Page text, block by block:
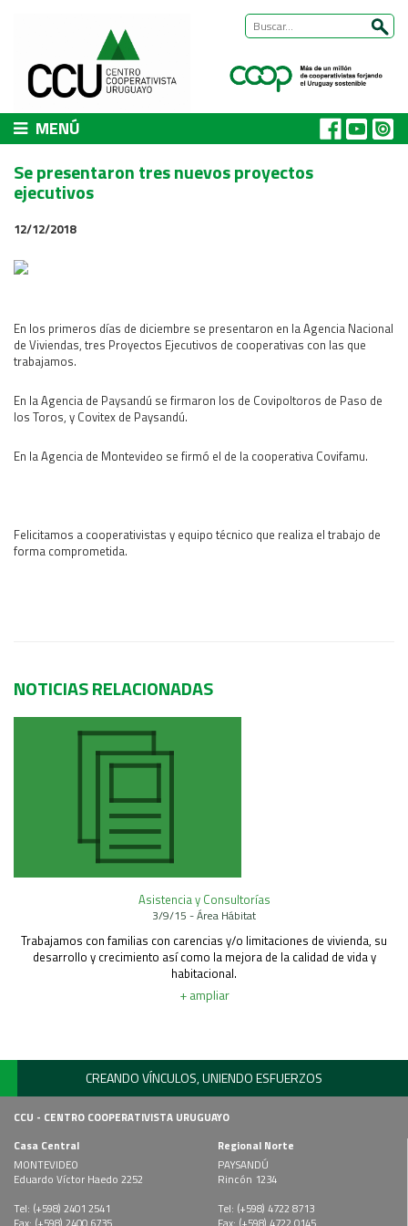
MENÚ
Presentación
Autoridades y equipo
ÁREAS DE TRABAJO
Área Habitat
Acerca del Área
Trabajos
Acerca del Área
REGIONAL LITORAL
Se presentaron tres nuevos proyectos
ejecutivos
12/12/2018
En los primeros días de diciembre se presentaron en la Agencia Nacional
de Viviendas, tres Proyectos Ejecutivos de cooperativas con las que
trabajamos.
En la Agencia de Paysandú se firmaron los de Covipoltoros de Paso de
los Toros, y Covitex de Paysandú.
En la Agencia de Montevideo se firmó el de la cooperativa Covifamu.
Felicitamos a cooperativistas y equipo técnico que realiza el trabajo de
forma comprometida.
NOTICIAS RELACIONADAS
Asistencia y Consultorías
3/9/15 - Área Hábitat
Trabajamos con familias con carencias y/o limitaciones de vivienda, su
desarrollo y crecimiento así como la mejora de la calidad de vida y
habitacional.
+ ampliar
CREANDO VÍNCULOS, UNIENDO ESFUERZOS
CCU - CENTRO COOPERATIVISTA URUGUAYO
Casa Central
MONTEVIDEO
Eduardo Víctor Haedo 2252
Tel: (+598) 2401 2541
Regional Norte
PAYSANDÚ
Rincón 1234
Tel: (+598) 4722 8713